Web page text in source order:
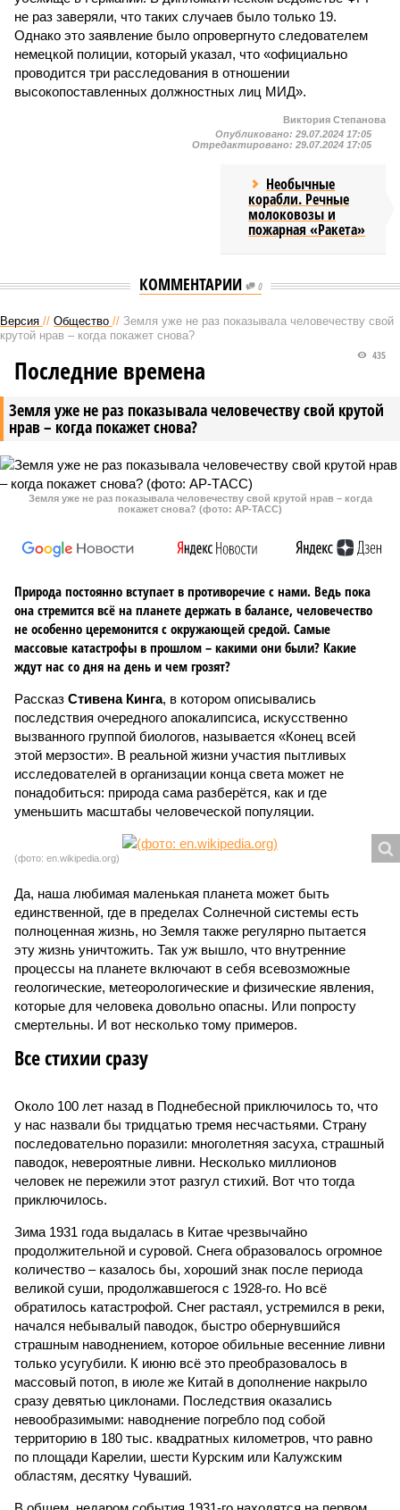
не раз заверяли, что таких случаев было только 19.
Однако это заявление было опровергнуто следователем
немецкой полиции, который указал, что «официально
проводится три расследования в отношении
высокопоставленных должностных лиц МИД».
Виктория Степанова
Опубликовано: 29.07.2024 17:05
Отредактировано: 29.07.2024 17:05
Необычные
корабли. Речные
молоковозы и
пожарная «Ракета»
КОММЕНТАРИИ 0
Версия // Общество // Земля уже не раз показывала человечеству свой
крутой нрав – когда покажет снова?
Земля уже не раз показывала человечеству свой крутой
нрав – когда покажет снова?
435
Последние времена
Земля уже не раз показывала человечеству свой крутой нрав – когда
покажет снова? (фото: АР-ТАСС)
Природа постоянно вступает в противоречие с нами. Ведь пока
она стремится всё на планете держать в балансе, человечество
не особенно церемонится с окружающей средой. Самые
массовые катастрофы в прошлом – какими они были? Какие
ждут нас со дня на день и чем грозят?
Рассказ Стивена Кинга, в котором описывались
последствия очередного апокалипсиса, искусственно
вызванного группой биологов, называется «Конец всей
этой мерзости». В реальной жизни участия пытливых
исследователей в организации конца света может не
понадобиться: природа сама разберётся, как и где
уменьшить масштабы человеческой популяции.
(фото: en.wikipedia.org)
Да, наша любимая маленькая планета может быть
единственной, где в пределах Солнечной системы есть
полноценная жизнь, но Земля также регулярно пытается
эту жизнь уничтожить. Так уж вышло, что внутренние
процессы на планете включают в себя всевозможные
геологические, метеорологические и физические явления,
которые для человека довольно опасны. Или попросту
смертельны. И вот несколько тому примеров.
Все стихии сразу
Около 100 лет назад в Поднебесной приключилось то, что
у нас назвали бы тридцатью тремя несчастьями. Страну
последовательно поразили: многолетняя засуха, страшный
паводок, невероятные ливни. Несколько миллионов
человек не пережили этот разгул стихий. Вот что тогда
приключилось.
Зима 1931 года выдалась в Китае чрезвычайно
продолжительной и суровой. Снега образовалось огромное
количество – казалось бы, хороший знак после периода
великой суши, продолжавшегося с 1928-го. Но всё
обратилось катастрофой. Снег растаял, устремился в реки,
начался небывалый паводок, быстро обернувшийся
страшным наводнением, которое обильные весенние ливни
только усугубили. К июню всё это преобразовалось в
массовый потоп, в июле же Китай в дополнение накрыло
сразу девятью циклонами. Последствия оказались
невообразимыми: наводнение погребло под собой
территорию в 180 тыс. квадратных километров, что равно
по площади Карелии, шести Курским или Калужским
областям, десятку Чуваший.